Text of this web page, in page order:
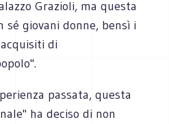
Grazioli, ma questa
giovani donne, bensì i
di
passata, questa
ha deciso di non